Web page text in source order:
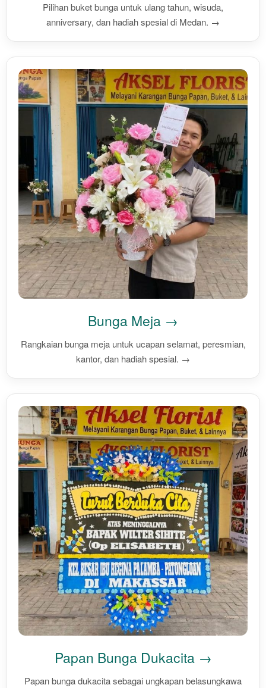
Pilihan buket bunga untuk ulang tahun, wisuda,
anniversary, dan hadiah spesial di Medan. →
Bunga Meja →
Rangkaian bunga meja untuk ucapan selamat, peresmian,
kantor, dan hadiah spesial. →
Papan Bunga Dukacita →
Papan bunga dukacita sebagai ungkapan belasungkawa